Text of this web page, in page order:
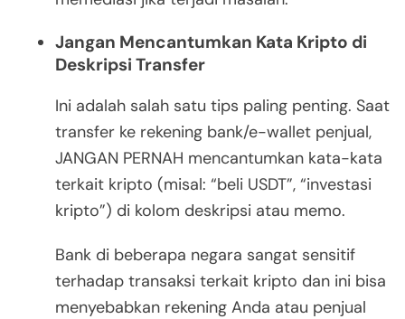
Jangan Mencantumkan Kata Kripto di
Deskripsi Transfer
Ini adalah salah satu tips paling penting. Saat
transfer ke rekening bank/e-wallet penjual,
JANGAN PERNAH mencantumkan kata-kata
terkait kripto (misal: “beli USDT”, “investasi
kripto”) di kolom deskripsi atau memo.
Bank di beberapa negara sangat sensitif
terhadap transaksi terkait kripto dan ini bisa
menyebabkan rekening Anda atau penjual